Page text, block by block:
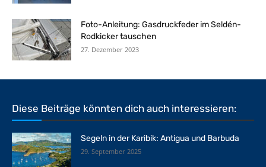
Foto-Anleitung: Gasdruckfeder im Seldén-
Rodkicker tauschen
27. Dezember 2023
Diese Beiträge könnten dich auch interessieren:
Segeln in der Karibik: Antigua und Barbuda
29. September 2025